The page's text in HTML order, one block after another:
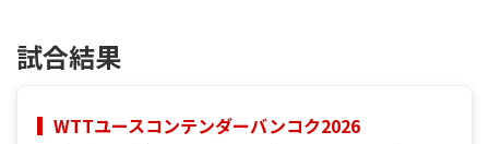
試合結果
WTTユースコンテンダーバンコク2026